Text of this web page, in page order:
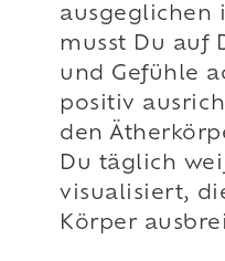
ausgeglichen
musst Du auf
und Gefühle
positiv
den
Du täglich
visualisiert,
Körper